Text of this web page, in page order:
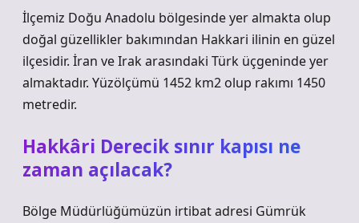
İlçemiz Doğu Anadolu bölgesinde yer almakta olup
doğal güzellikler bakımından Hakkari ilinin en güzel
ilçesidir. İran ve Irak arasındaki Türk üçgeninde yer
almaktadır. Yüzölçümü 1452 km2 olup rakımı 1450
metredir.
Hakkâri Derecik sınır kapısı ne
zaman açılacak?
Bölge Müdürlüğümüzün irtibat adresi Gümrük